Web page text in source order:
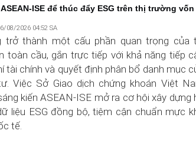
ISE để thúc đẩy ESG trên thị trường vốn
08/2026 04:52 SA
trở thành một cấu phần quan trọng của
toàn cầu, gắn trực tiếp với khả năng tiếp
tài chính và quyết định phân bổ danh mục
Việc Sở Giao dịch chứng khoán Việt
kiến ASEAN-ISE mở ra cơ hội xây dựng
liệu ESG đồng bộ, tiệm cận chuẩn mực
tế.